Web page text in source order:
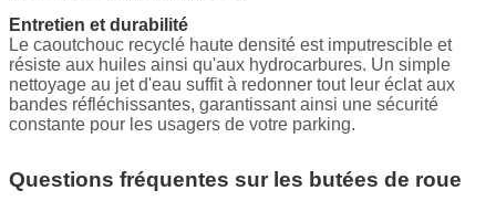
Entretien et durabilité
Le caoutchouc recyclé haute densité est imputrescible et
résiste aux huiles ainsi qu'aux hydrocarbures. Un simple
nettoyage au jet d'eau suffit à redonner tout leur éclat aux
bandes réfléchissantes, garantissant ainsi une sécurité
constante pour les usagers de votre parking.
Questions fréquentes sur les butées de roue